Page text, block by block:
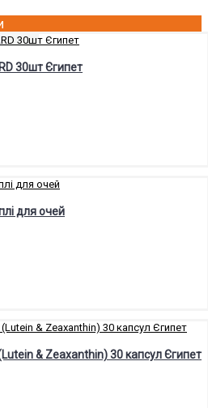
30шт Єгипет
для очей
& Zeaxanthin) 30 капсул Єгипет